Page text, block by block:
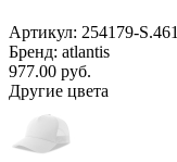
Артикул: 254179-S.461
Бренд: atlantis
977.00 руб.
Другие цвета